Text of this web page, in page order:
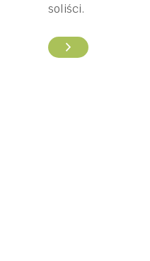
soliści.